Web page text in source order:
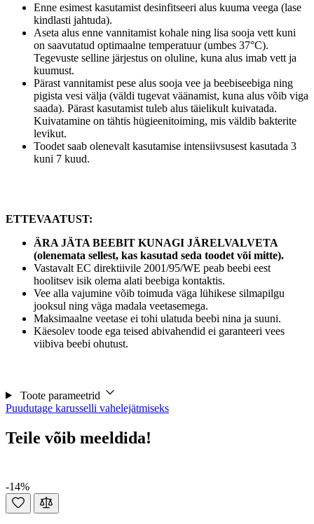
Enne esimest kasutamist desinfitseeri alus kuuma veega (lase
kindlasti jahtuda).
Aseta alus enne vannitamist kohale ning lisa sooja vett kuni
on saavutatud optimaalne temperatuur (umbes 37°C).
Tegevuste selline järjestus on oluline, kuna alus imab vett ja
kuumust.
Pärast vannitamist pese alus sooja vee ja beebiseebiga ning
pigista vesi välja (väldi tugevat väänamist, kuna alus võib viga
saada). Pärast kasutamist tuleb alus täielikult kuivatada.
Kuivatamine on tähtis hügieenitoiming, mis väldib bakterite
levikut.
Toodet saab olenevalt kasutamise intensiivsusest kasutada 3
kuni 7 kuud.
ETTEVAATUST:
ÄRA JÄTA BEEBIT KUNAGI JÄRELVALVETA
(olenemata sellest, kas kasutad seda toodet või mitte).
Vastavalt EC direktiivile 2001/95/WE peab beebi eest
hoolitsev isik olema alati beebiga kontaktis.
Vee alla vajumine võib toimuda väga lühikese silmapilgu
jooksul ning väga madala veetasemega.
Maksimaalne veetase ei tohi ulatuda beebi nina ja suuni.
Käesolev toode ega teised abivahendid ei garanteeri vees
viibiva beebi ohutust.
Toote parameetrid
Puudutage karusselli vahelejätmiseks
Teile võib meeldida!
-14%